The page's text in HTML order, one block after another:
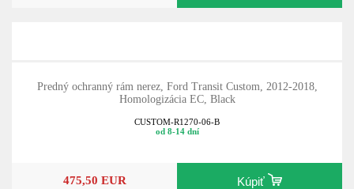
Predný ochranný rám nerez, Ford Transit Custom, 2012-2018,
Homologizácia EC, Black
CUSTOM-R1270-06-B
od 8-14 dní
475,50 EUR Kúpiť